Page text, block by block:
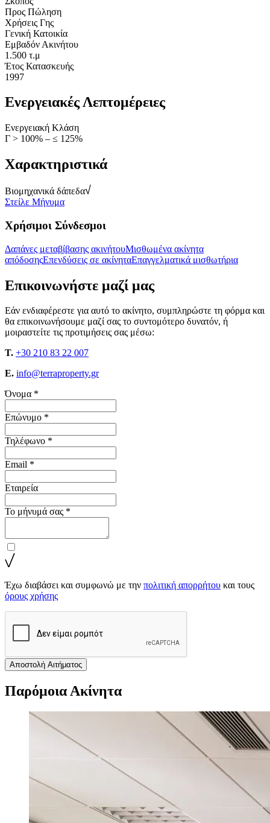
Προς Πώληση
Χρήσεις Γης
Γενική Κατοικία
Εμβαδόν Ακινήτου
1.500 τ.μ
Έτος Κατασκευής
1997
Ενεργειακές Λεπτομέρειες
Ενεργειακή Κλάση
Γ > 100% – ≤ 125%
Χαρακτηριστικά
Βιομηχανικά δάπεδα
Στείλε Μήνυμα
Χρήσιμοι Σύνδεσμοι
Δαπάνες μεταβίβασης ακινήτουΜισθωμένα ακίνητα
απόδοσηςΕπενδύσεις σε ακίνηταΕπαγγελματικά μισθωτήρια
Επικοινωνήστε μαζί μας
Εάν ενδιαφέρεστε για αυτό το ακίνητο, συμπληρώστε τη φόρμα και
θα επικοινωνήσουμε μαζί σας το συντομότερο δυνατόν, ή
μοιραστείτε τις προτιμήσεις σας μέσω:
T. +30 210 83 22 007
E. info@terraproperty.gr
Όνομα *
Επώνυμο *
Τηλέφωνο *
Email *
Εταιρεία
Το μήνυμά σας *
Έχω διαβάσει και συμφωνώ με την πολιτική απορρήτου και τους
όρους χρήσης
Αποστολή Αιτήματος
Παρόμοια Ακίνητα